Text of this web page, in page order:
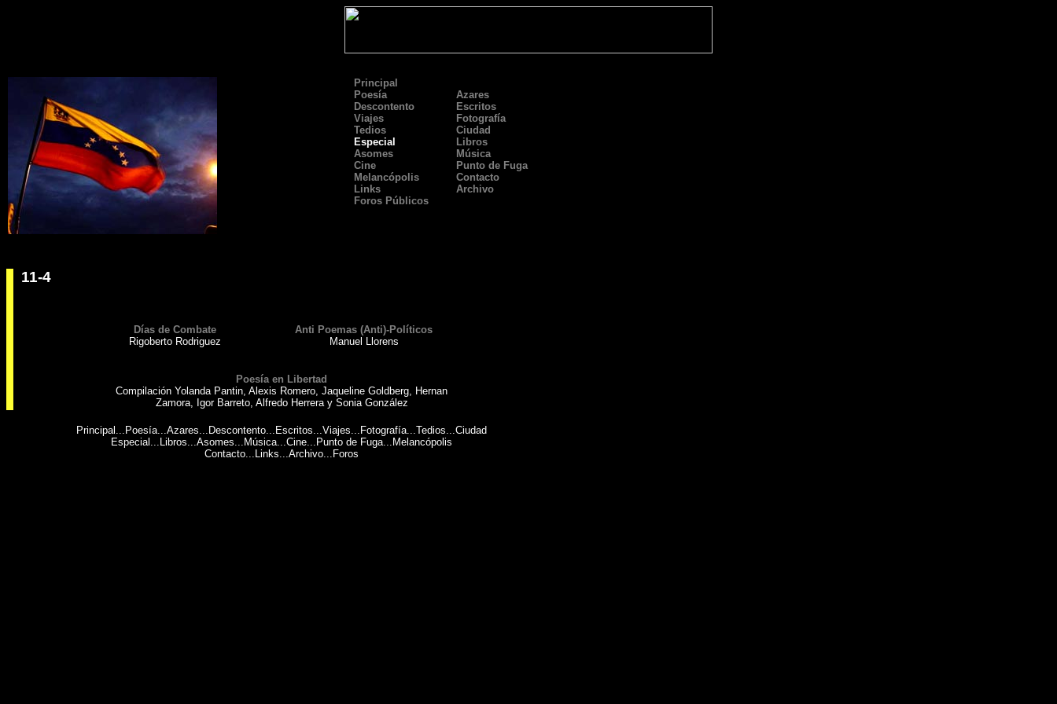
Principal
Poesía
Azares
Descontento
Escritos
Viajes
Fotografía
Tedios
Ciudad
Especial
Libros
Asomes
Música
Cine
Punto de Fuga
Melancópolis
Contacto
Links
Archivo
Foros Públicos
11-4
Días de Combate
Rigoberto Rodriguez
Anti Poemas (Anti)-Políticos
Manuel Llorens
Poesía en Libertad
Compilación Yolanda Pantin, Alexis Romero, Jaqueline Goldberg, Hernan
Zamora, Igor Barreto, Alfredo Herrera y Sonia González
Principal Poesía Azares Descontento Escritos Viajes Fotografía Tedios
Ciudad
Especial...
Libros Asomes Música Cine Punto de Fuga
Melancópolis
Contacto
Links Archivo Foros